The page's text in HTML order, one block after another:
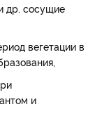
др. сосущие
вегетации в
и